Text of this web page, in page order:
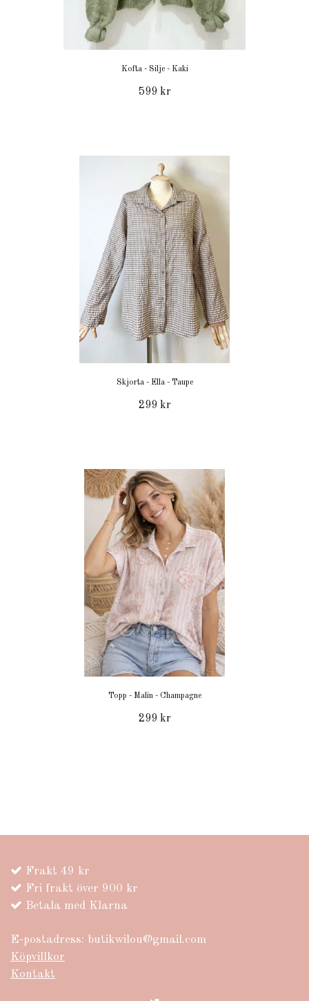
Kofta - Silje - Kaki
599 kr
Skjorta - Ella - Taupe
299 kr
Topp - Malin - Champagne
299 kr
Frakt 49 kr
Fri frakt över 900 kr
Betala med Klarna
E-postadress: butikwilou@gmail.com
Köpvillkor
Kontakt